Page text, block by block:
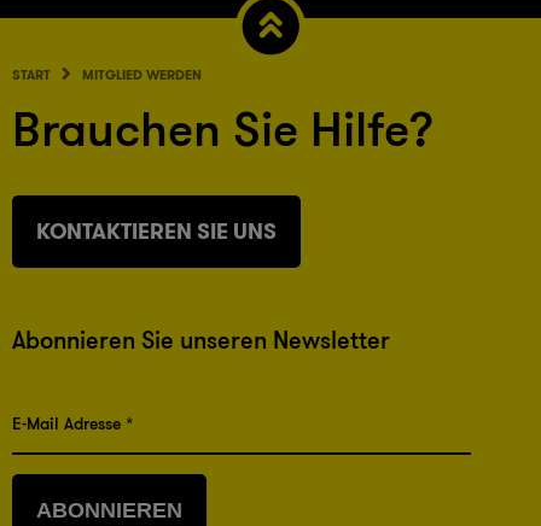
START MITGLIED WERDEN
Brauchen Sie Hilfe?
KONTAKTIEREN SIE UNS
Abonnieren Sie unseren Newsletter
E-Mail Adresse *
ABONNIEREN